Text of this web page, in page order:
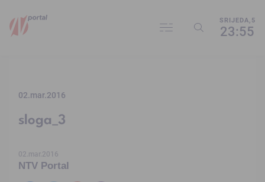
SRIJEDA,5
23:55
02.mar.2016
sloga_3
02.mar.2016
NTV Portal